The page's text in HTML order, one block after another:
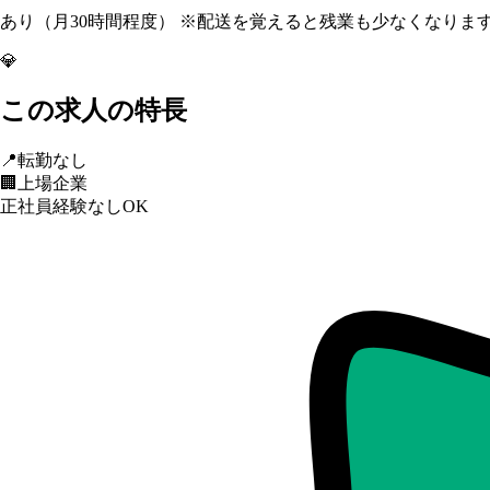
あり（月30時間程度） ※配送を覚えると残業も少なくなりま
💎
この求人の特長
📍転勤なし
🏢
上場企業
正社員経験なしOK